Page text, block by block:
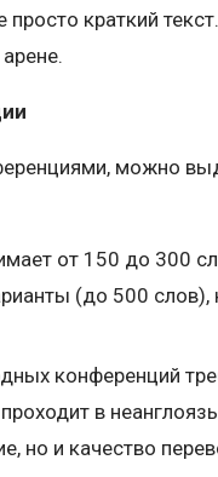
краткий
можно
от 150 до 300
(до 500
конференций
в
но и качество